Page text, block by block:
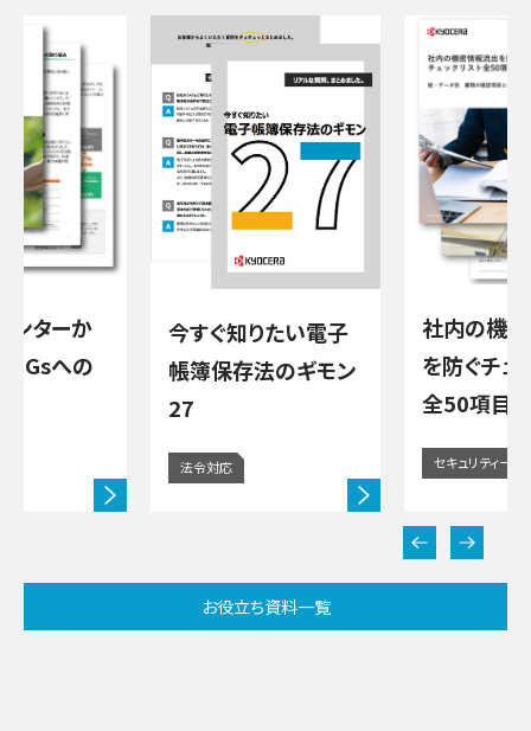
たい電子
のギモン
社内の機密情報流出
を防ぐチェックリスト
全50項目
セキュリティー
京セラプ
ら始める
取り組み
SDGs
お役立ち資料一覧